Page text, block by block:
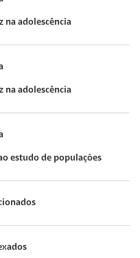
na adolescência
na adolescência
estudo de populações